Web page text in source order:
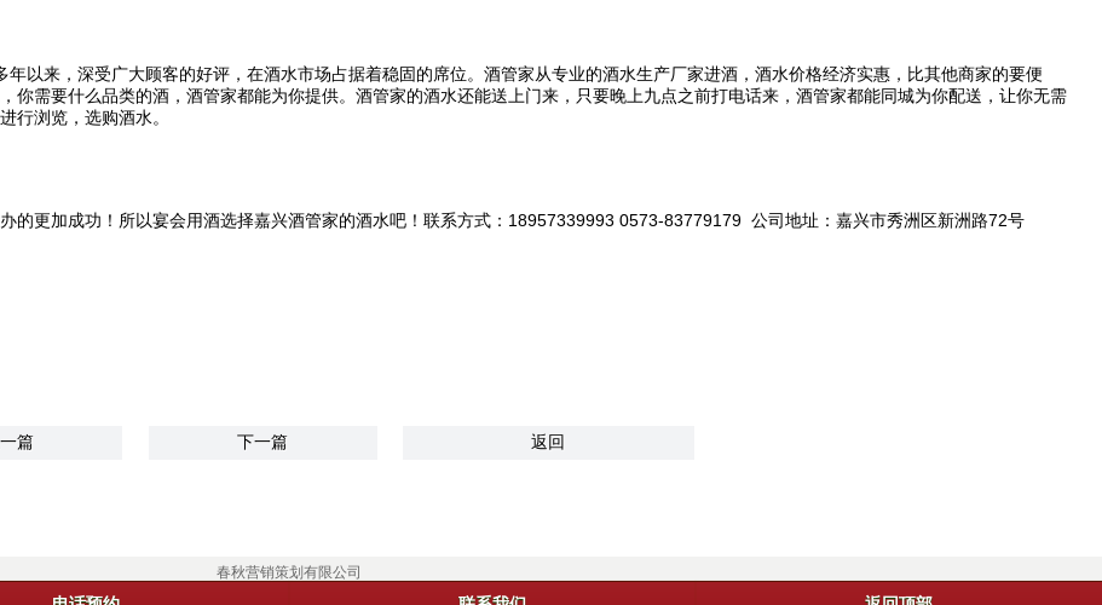
以来，深受广大顾客的好评，在酒水市场占据着稳固的席位。酒管家从专业的酒水生产厂家进酒，酒水价格经济实惠，比其他商家的要便
你需要什么品类的酒，酒管家都能为你提供。酒管家的酒水还能送上门来，只要晚上九点之前打电话来，酒管家都能同城为你配送，让你无需
行浏览，选购酒水。
的更加成功！所以宴会用酒选择嘉兴酒管家的酒水吧！联系方式：18957339993 0573-83779179 公司地址：嘉兴市秀洲区新洲路72号
篇 下一篇 返回
春秋营销策划有限公司